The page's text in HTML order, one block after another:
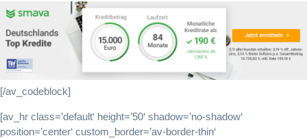
[/av_codeblock]
[av_hr class=’default‘ height=’50‘ shadow=’no-shadow‘
position=’center‘ custom_border=’av-border-thin‘